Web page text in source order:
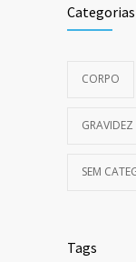
Categorias
CORPO
GRAVIDEZ
SEM
Tags